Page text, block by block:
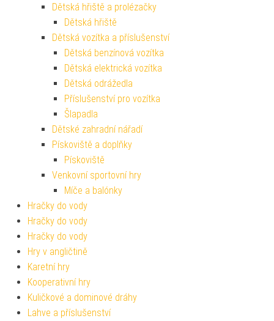
Dětská hřiště a prolézačky
Dětská hřiště
Dětská vozítka a příslušenství
Dětská benzínová vozítka
Dětská elektrická vozítka
Dětská odrážedla
Příslušenství pro vozítka
Šlapadla
Dětské zahradní nářadí
Pískoviště a doplňky
Pískoviště
Venkovní sportovní hry
Míče a balónky
Hračky do vody
Hračky do vody
Hračky do vody
Hry v angličtině
Karetní hry
Kooperativní hry
Kuličkové a dominové dráhy
Lahve a příslušenství